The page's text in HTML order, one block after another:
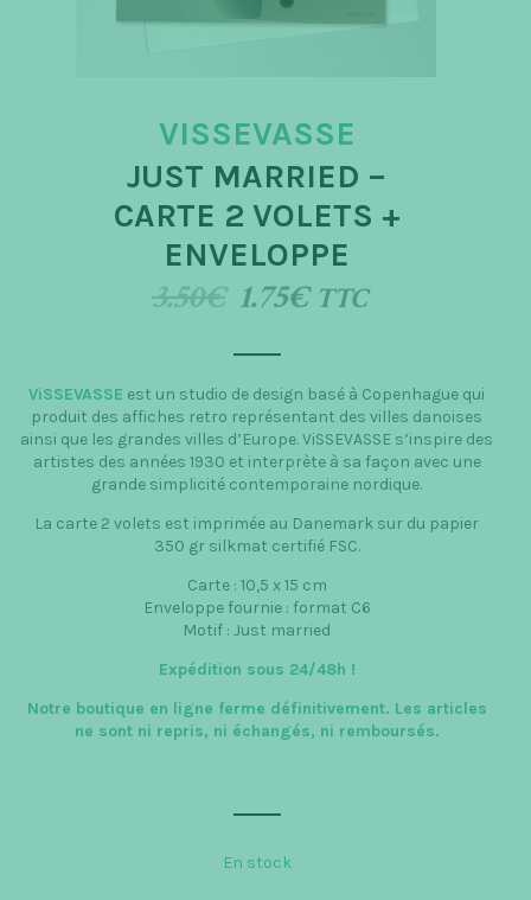
VISSEVASSE
JUST MARRIED –
CARTE 2 VOLETS +
ENVELOPPE
3.50€ 1.75€ TTC
ViSSEVASSE est un studio de design basé à Copenhague qui
produit des affiches retro représentant des villes danoises
ainsi que les grandes villes d’Europe. ViSSEVASSE s’inspire des
artistes des années 1930 et interprète à sa façon avec une
grande simplicité contemporaine nordique.
La carte 2 volets est imprimée au Danemark sur du papier
350 gr silkmat certifié FSC.
Carte : 10,5 x 15 cm
Enveloppe fournie : format C6
Motif : Just married
Expédition sous 24/48h !
Notre boutique en ligne ferme définitivement. Les articles
ne sont ni repris, ni échangés, ni remboursés.
En stock